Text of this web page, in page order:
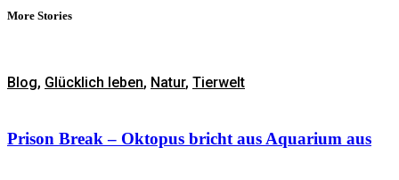
More Stories
Blog, Glücklich leben, Natur, Tierwelt
Prison Break – Oktopus bricht aus Aquarium aus